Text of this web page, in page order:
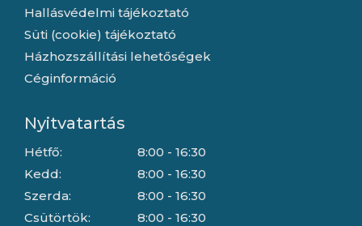
Hallásvédelmi tájékoztató
Süti (cookie) tájékoztató
Házhozszállítási lehetőségek
Céginformáció
Nyitvatartás
Hétfő:
Kedd:
Szerda:
Csütörtök:
8:00 - 16:30
8:00 - 16:30
8:00 - 16:30
8:00 - 16:30